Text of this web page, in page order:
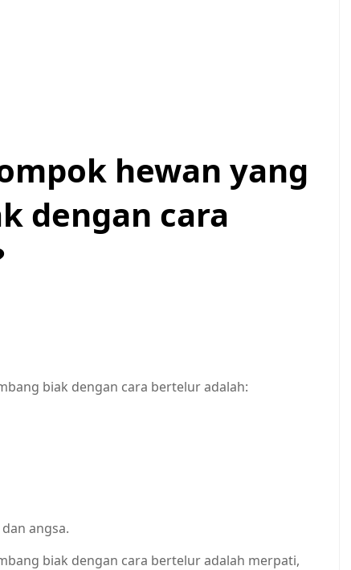
hewan yang
dengan cara
biak dengan cara bertelur adalah:
angsa.
biak dengan cara bertelur adalah merpati,